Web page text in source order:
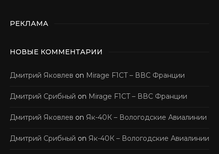
РЕКЛАМА
НОВЫЕ КОММЕНТАРИИ
Дмитрий Яковлев on Mirage F1CT – ВВС Франции
Дмитрий Срибный on Mirage F1CT – ВВС Франции
Дмитрий Яковлев on Як-40К – Вологодские Авиалинии
Дмитрий Срибный on Як-40К – Вологодские Авиалинии